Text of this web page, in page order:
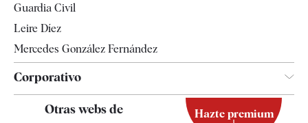
Guardia Civil
Leire Díez
Mercedes González Fernández
Corporativo
Otras webs de Hazte premium